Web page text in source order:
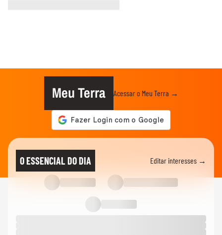
Meu Terra Acessar o Meu Terra →
O ESSENCIAL DO DIA Editar interesses →